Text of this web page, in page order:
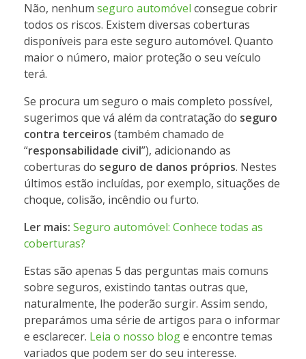
Não, nenhum seguro automóvel consegue cobrir
todos os riscos. Existem diversas coberturas
disponíveis para este seguro automóvel. Quanto
maior o número, maior proteção o seu veículo
terá.
Se procura um seguro o mais completo possível,
sugerimos que vá além da contratação do seguro
contra terceiros (também chamado de
“responsabilidade civil”), adicionando as
coberturas do seguro de danos próprios. Nestes
últimos estão incluídas, por exemplo, situações de
choque, colisão, incêndio ou furto.
Ler mais: Seguro automóvel: Conhece todas as
coberturas?
Estas são apenas 5 das perguntas mais comuns
sobre seguros, existindo tantas outras que,
naturalmente, lhe poderão surgir. Assim sendo,
preparámos uma série de artigos para o informar
e esclarecer. Leia o nosso bloge encontre temas
variados que podem ser do seu interesse.